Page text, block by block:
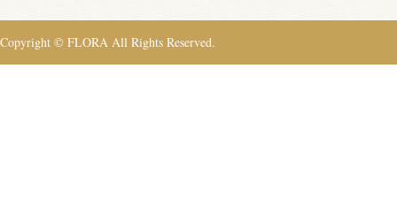
Copyright © FLORA All Rights Reserved.